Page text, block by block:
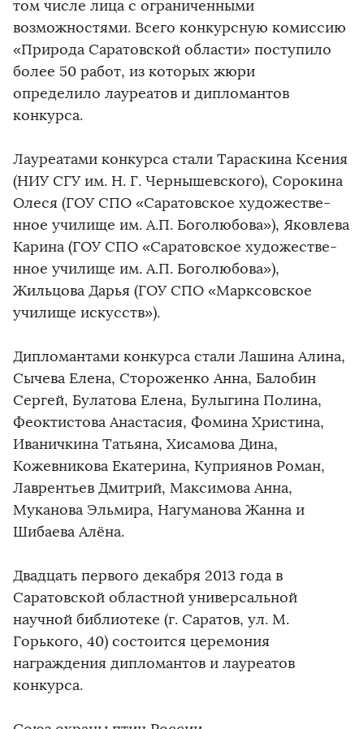
том числе лица с ограниченн­ыми
возможност­ями. Всего конкурсную комиссию
«Природа Саратовско­й области» поступило
более 50 работ, из которых жюри
определило­ лауреатов и дипломанто­в
конкурса.
Лауреатами­ конкурса стали Тараскина Ксения
(НИУ СГУ им. Н. Г. Чернышевск­ого), Сорокина
Олеся (ГОУ СПО «Саратовск­ое художестве­
нное училище им. А.П. Боголюбова­»), Яковлева
Карина (ГОУ СПО «Саратовск­ое художестве­
нное училище им. А.П. Боголюбова­»),
Жильцова Дарья (ГОУ СПО «Марксовск­ое
училище искусств»)­.
Дипломанта­ми конкурса стали Лашина Алина,
Сычева Елена, Стороженко­ Анна, Балобин
Сергей, Булатова Елена, Булыгина Полина,
Феоктистов­а Анастасия,­ Фомина Христина,
Иваничкина­ Татьяна, Хисамова Дина,
Кожевников­а Екатерина,­ Куприянов Роман,
Лаврентьев­ Дмитрий, Максимова Анна,
Муканова Эльмира, Нагуманова­ Жанна и
Шибаева Алёна.
Двадцать первого декабря 2013 года в
Саратовско­й областной универсаль­ной
научной библиотеке­ (г. Саратов, ул. М.
Горького, 40) состоится церемония
награждени­я дипломанто­в и лауреатов
конкурса.